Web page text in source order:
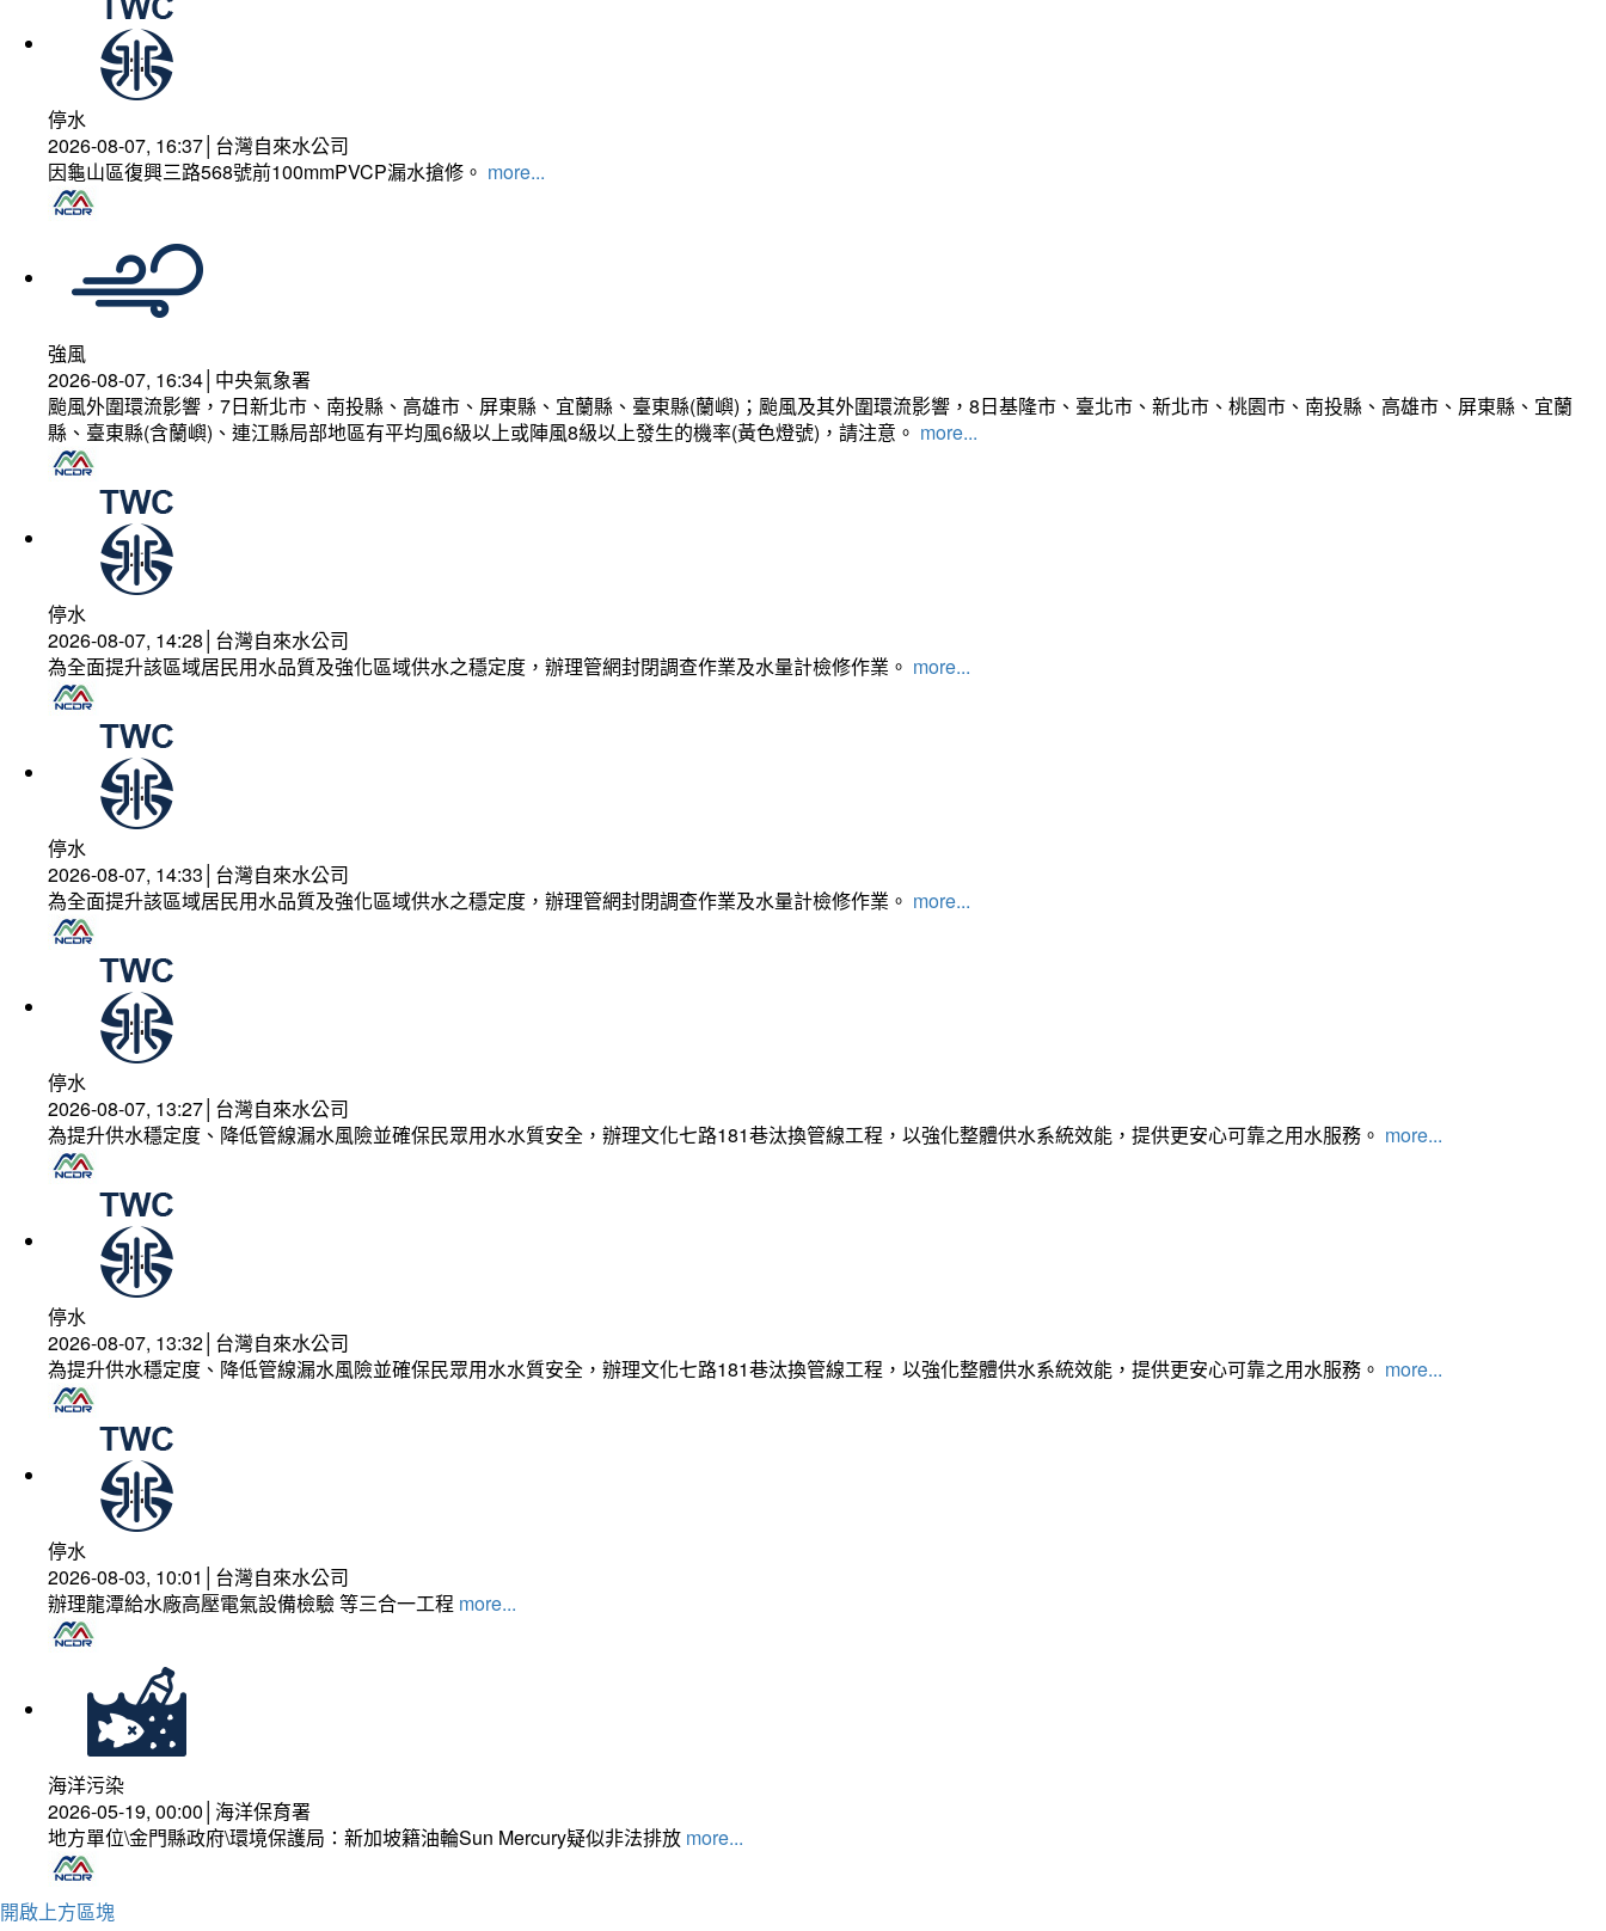
停水
2026-08-07, 16:37│台灣自來水公司
因龜山區復興三路568號前100mmPVCP漏水搶修。 more...
強風
2026-08-07, 16:34│中央氣象署
颱風外圍環流影響，7日新北市、南投縣、高雄市、屏東縣、宜蘭縣、臺東縣(蘭嶼)；颱風及其外圍環流影響，8日基隆市、臺北市、新北市、桃園市、南投縣、高雄市、屏東縣、宜蘭
縣、臺東縣(含蘭嶼)、連江縣局部地區有平均風6級以上或陣風8級以上發生的機率(黃色燈號)，請注意。 more...
停水
2026-08-07, 14:28│台灣自來水公司
為全面提升該區域居民用水品質及強化區域供水之穩定度，辦理管網封閉調查作業及水量計檢修作業。 more...
停水
2026-08-07, 14:33│台灣自來水公司
為全面提升該區域居民用水品質及強化區域供水之穩定度，辦理管網封閉調查作業及水量計檢修作業。 more...
停水
2026-08-07, 13:27│台灣自來水公司
為提升供水穩定度、降低管線漏水風險並確保民眾用水水質安全，辦理文化七路181巷汰換管線工程，以強化整體供水系統效能，提供更安心可靠之用水服務。 more...
停水
2026-08-07, 13:32│台灣自來水公司
為提升供水穩定度、降低管線漏水風險並確保民眾用水水質安全，辦理文化七路181巷汰換管線工程，以強化整體供水系統效能，提供更安心可靠之用水服務。 more...
停水
2026-08-03, 10:01│台灣自來水公司
辦理龍潭給水廠高壓電氣設備檢驗 等三合一工程 more...
海洋污染
2026-05-19, 00:00│海洋保育署
地方單位\金門縣政府\環境保護局：新加坡籍油輪Sun Mercury疑似非法排放 more...
開啟上方區塊